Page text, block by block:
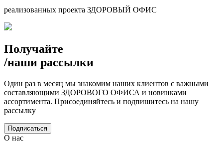
реализованных проекта ЗДОРОВЫЙ ОФИС
Получайте
/наши рассылки
Один раз в месяц мы знакомим наших клиентов с важными
составляющими ЗДОРОВОГО ОФИСА и новинками
ассортимента. Присоединяйтесь и подпишитесь на нашу
рассылку
Подписаться
О нас